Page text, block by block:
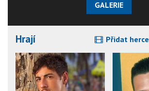
GALERIE
Hrají Přidat herce